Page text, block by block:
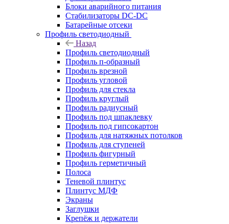
Блоки аварийного питания
Стабилизаторы DC-DC
Батарейные отсеки
Профиль светодиодный
Назад
Профиль светодиодный
Профиль п-образный
Профиль врезной
Профиль угловой
Профиль для стекла
Профиль круглый
Профиль радиусный
Профиль под шпаклевку
Профиль под гипсокартон
Профиль для натяжных потолков
Профиль для ступеней
Профиль фигурный
Профиль герметичный
Полоса
Теневой плинтус
Плинтус МДФ
Экраны
Заглушки
Крепёж и держатели